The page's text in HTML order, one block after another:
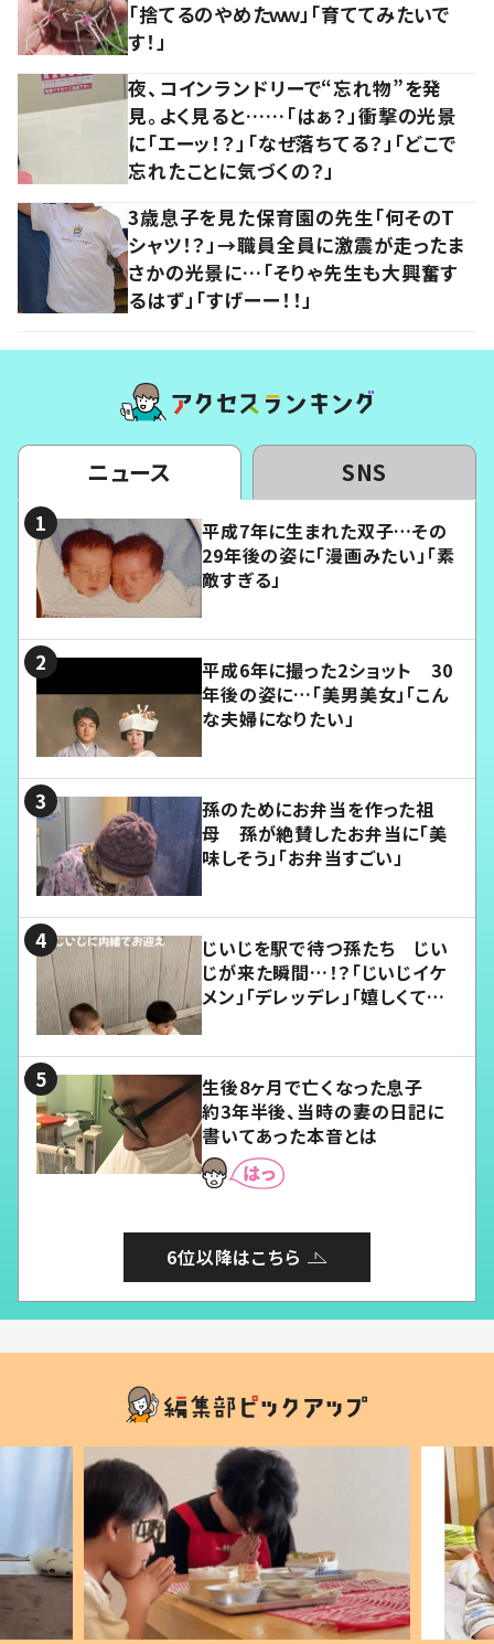
「捨てるのやめたｗｗ」「育ててみたいで
す！」
夜、コインランドリーで“忘れ物”を発
見。よく見ると……「はぁ？」衝撃の光景
に「エーッ！？」「なぜ落ちてる？」「どこで
忘れたことに気づくの？」
3歳息子を見た保育園の先生「何そのT
シャツ！？」→職員全員に激震が走ったま
さかの光景に…「そりゃ先生も大興奮す
るはず」「すげーー！！」
ニュース SNS
平成7年に生まれた双子…その
29年後の姿に「漫画みたい」「素
敵すぎる」
平成6年に撮った2ショット 30
年後の姿に…「美男美女」「こん
な夫婦になりたい」
孫のためにお弁当を作った祖
母 孫が絶賛したお弁当に「美
味しそう」「お弁当すごい」
じいじを駅で待つ孫たち じい
じが来た瞬間…！？「じいじイケ
メン」「デレッデレ」「嬉しくて可
生後8ヶ月で亡くなった息子
約3年半後、当時の妻の日記に
書いてあった本音とは
6位以降はこちら